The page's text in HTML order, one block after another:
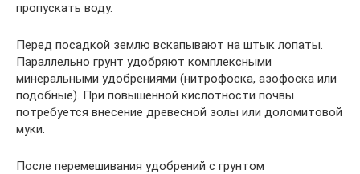
пропускать воду.
Перед посадкой землю вскапывают на штык лопаты.
Параллельно грунт удобряют комплексными
минеральными удобрениями (нитрофоска, азофоска или
подобные). При повышенной кислотности почвы
потребуется внесение древесной золы или доломитовой
муки.
После перемешивания удобрений с грунтом